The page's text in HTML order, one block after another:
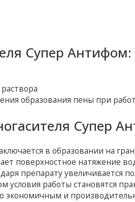
Супер Антифом:
образования пены при
Супер
в образовании на
поверхностное натяжение
препарату увеличивается
работы становятся
экономичным и